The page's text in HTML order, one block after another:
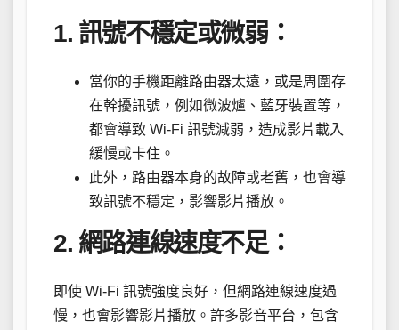
1. 訊號不穩定或微弱：
當你的手機距離路由器太遠，或是周圍存
在幹擾訊號，例如微波爐、藍牙裝置等，
都會導致 Wi-Fi 訊號減弱，造成影片載入
緩慢或卡住。
此外，路由器本身的故障或老舊，也會導
致訊號不穩定，影響影片播放。
2. 網路連線速度不足：
即使 Wi-Fi 訊號強度良好，但網路連線速度過
慢，也會影響影片播放。許多影音平台，包含